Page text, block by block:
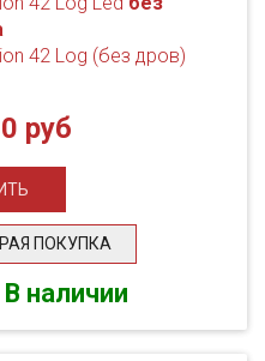
42 Log (без дров)
руб
ПОКУПКА
В наличии